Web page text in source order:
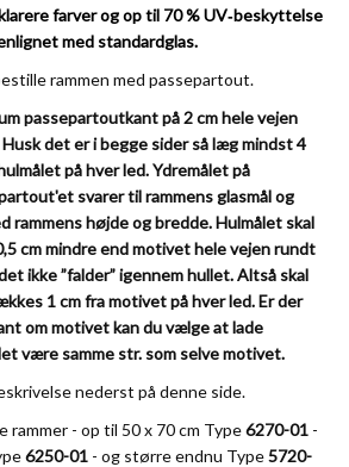
farver og op til 70% UV‑beskyttelse
med standardglas.
rammen med passepartout.
passepartoutkant på 2 cm hele vejen
det er i begge sider så læg mindst 4
på hver led. Ydremålet på
svarer til rammens glasmål og
rammens højde og bredde. Hulmålet skal
cm mindre end motivet hele vejen rundt
ikke ”falder” igennem hullet. Altså skal
1 cm fra motivet på hver led. Er der
om motivet kan du vælge at lade
være samme str. som selve motivet.
nederst på denne side.
rammer - op til 50 x 70 cm Type6270-01 -
6250-01 - og større endnu Type5720-